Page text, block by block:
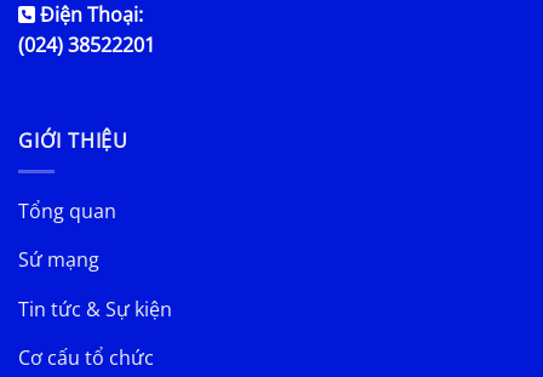
Điện Thoại:
(024) 38522201
GIỚI THIỆU
Tổng quan
Sứ mạng
Tin tức & Sự kiện
Cơ cấu tổ chức